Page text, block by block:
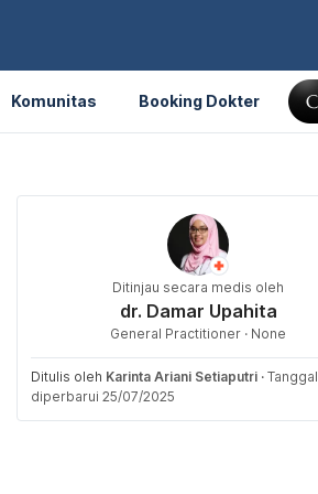
Komunitas Booking Dokter
Ditinjau secara medis oleh
dr. Damar Upahita
General Practitioner · None
Ditulis oleh Karinta Ariani Setiaputri · Tanggal
diperbarui 25/07/2025